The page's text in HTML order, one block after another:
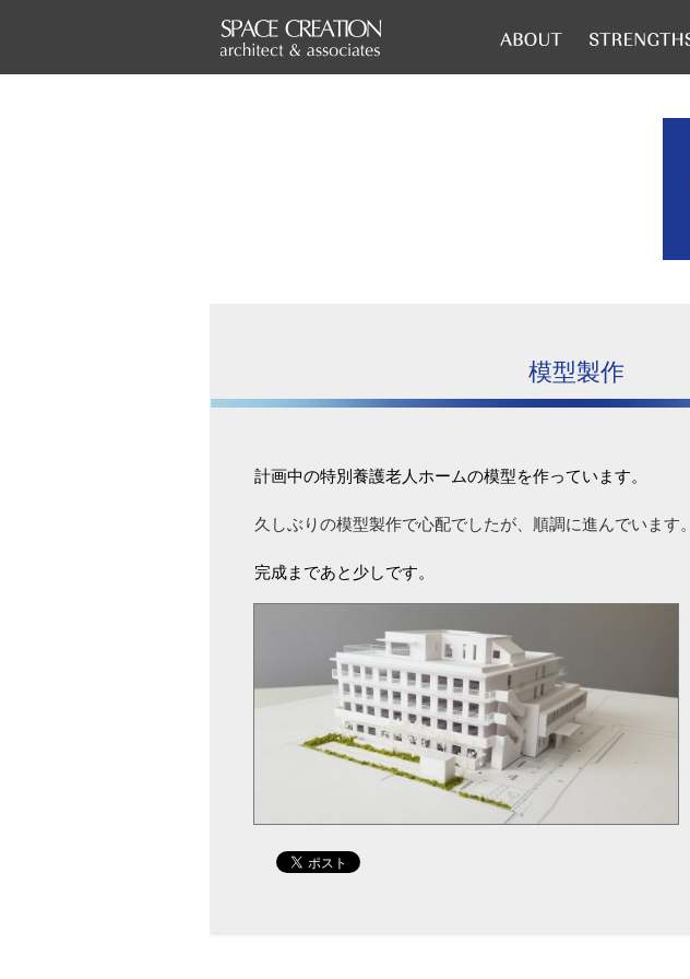
模型製作
計画中の特別養護老人ホームの模型を作っています。
久しぶりの模型製作で心配でしたが、順調に進んでいます。
完成まであと少しです。